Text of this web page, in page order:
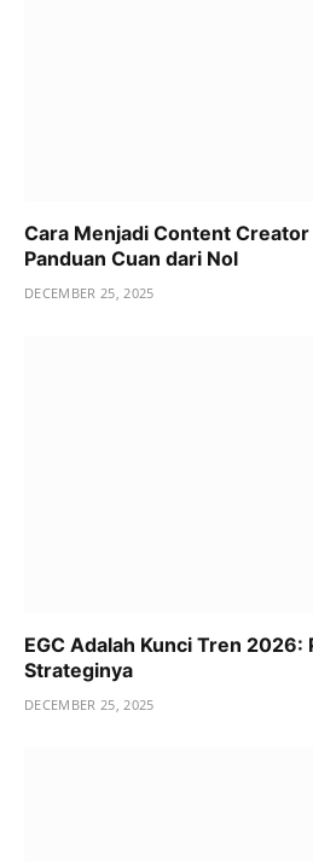
Cara Menjadi Content
Panduan Cuan dari Nol
DECEMBER 25, 2025
EGC Adalah Kunci Tren 2026:
Strateginya
DECEMBER 25, 2025